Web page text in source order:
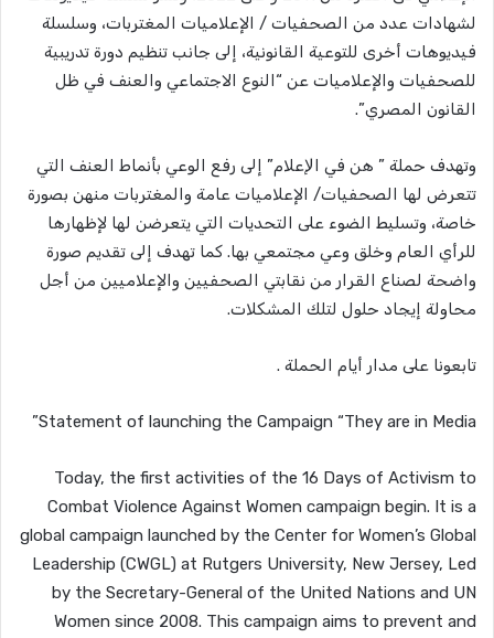
لشهادات عدد من الصحفيات / الإعلاميات المغتربات، وسلسلة
فيديوهات أخرى للتوعية القانونية، إلى جانب تنظيم دورة تدريبية
للصحفيات والإعلاميات عن “النوع الاجتماعي والعنف في ظل
القانون المصري”.
وتهدف حملة ” هن في اﻹعلام” إلى رفع الوعي بأنماط العنف التي
تتعرض لها الصحفيات/ الإعلاميات عامة والمغتربات منهن بصورة
خاصة، وتسليط الضوء على التحديات التي يتعرضن لها لإظهارها
للرأي العام وخلق وعي مجتمعي بها. كما تهدف إلى تقديم صورة
واضحة لصناع القرار من نقابتي الصحفيين والإعلاميين من أجل
محاولة إيجاد حلول لتلك المشكلات.
تابعونا على مدار أيام الحملة .
Statement of launching the Campaign “They are in Media”
Today, the first activities of the 16 Days of Activism to
Combat Violence Against Women campaign begin. It is a
global campaign launched by the Center for Women’s Global
Leadership (CWGL) at Rutgers University, New Jersey, Led
by the Secretary-General of the United Nations and UN
Women since 2008. This campaign aims to prevent and